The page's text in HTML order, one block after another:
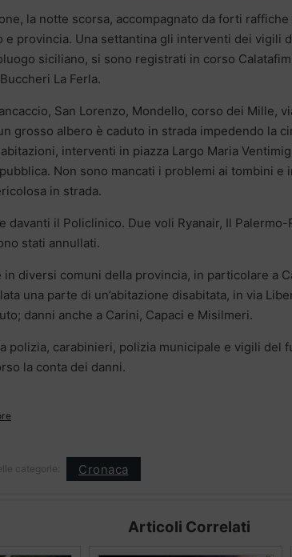
la notte scorsa, accompagnato da forti
e provincia. Una settantina gli interventi dei vigili
siciliano, si sono registrati in corso
La Ferla.
San Lorenzo, Mondello, corso dei Mille,
grosso albero è caduto in strada impedendo la
interventi in piazza Largo Maria
Non sono mancati i problemi ai tombini e
in strada.
davanti il Policlinico. Due voli Ryanair, Il
stati annullati.
in diversi comuni della provincia, in particolare a
una parte di un’abitazione disabitata, in via
danni anche a Carini, Capaci e Misilmeri.
polizia, carabinieri, polizia municipale e vigili del
la conta dei danni.
categorie: Cronaca
Articoli Correlati